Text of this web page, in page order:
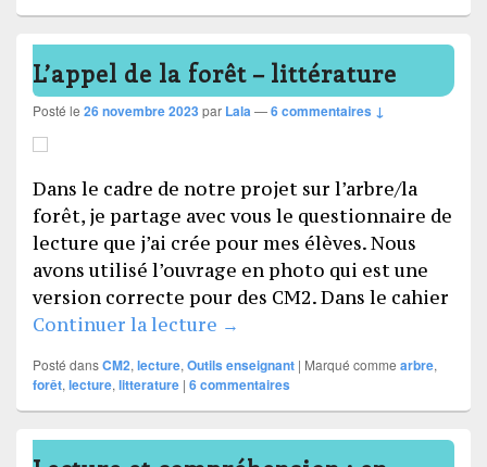
L’appel de la forêt – littérature
Posté le 26 novembre 2023 par Lala—6 commentaires ↓
Dans le cadre de notre projet sur l’arbre/la
forêt, je partage avec vous le questionnaire de
lecture que j’ai crée pour mes élèves. Nous
avons utilisé l’ouvrage en photo qui est une
version correcte pour des CM2. Dans le cahier
Continuer la lecture L’appel de la forêt –
→
Posté dansCM2, lecture, Outils enseignant | Marqué comme arbre,
forêt, lecture, litterature | 6commentaires